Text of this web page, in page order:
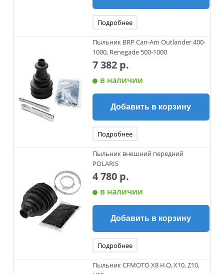
Подробнее
Пыльник BRP Can-Am Outlander 400-
1000, Renegade 500-1000
7 382 р.
в наличии
Добавить в корзину
Подробнее
Пыльник внешний передний
POLARIS
4 780 р.
в наличии
Добавить в корзину
Подробнее
Пыльник CFMOTO X8 H.O, X10, Z10,